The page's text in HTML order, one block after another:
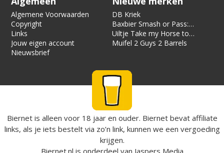
Algemene Voorwaarden
Copyright
Links
Jouw eigen account
Nieuwsbrief
DB Kriek
Baxbier Smash or Pass:
Strata
Uiltje Take my Horse to
the Hotel Room
Muifel 2 Guys 2 Barrels
Biernet is alleen voor 18 jaar en ouder. Biernet bevat affiliate
links, als je iets bestelt via zo’n link, kunnen we een vergoeding
krijgen.
Biernet.nl is onderdeel van Jaspers Media